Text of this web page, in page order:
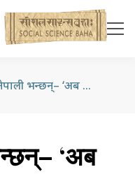
लेबनानका नेपाली भन्छन्– ‘अब जीवनको ठेगान छैन’
‘अब